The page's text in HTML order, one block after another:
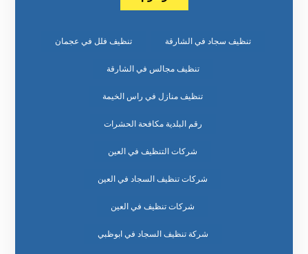
تنظيف سجاد في الشارقة تنظيف فلل في عجمان
تنظيف مجالس في الشارقة
تنظيف منازل في راس الخيمة
رقم البلدية مكافحة الحشرات
شركات التنظيف في العين
شركات تنظيف السجاد في العين
شركات تنظيف في العين
شركة تنظيف السجاد في ابوظبي